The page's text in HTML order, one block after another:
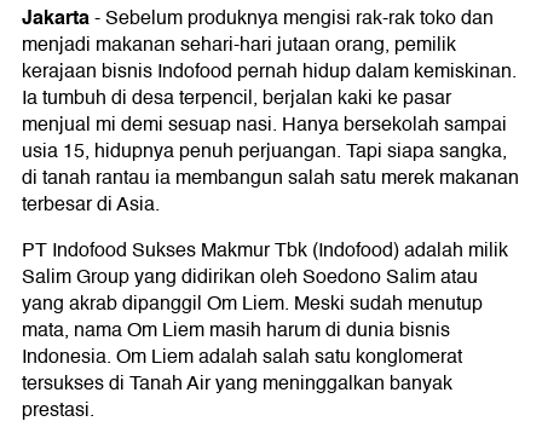
Jakarta-Sebelum produknya mengisi rak-rak toko dan
menjadi makanan sehari-hari jutaan orang, pemilik
kerajaan bisnis Indofood pernah hidup dalam kemiskinan.
Ia tumbuh di desa terpencil, berjalan kaki ke pasar
menjual mi demi sesuap nasi. Hanya bersekolah sampai
usia 15, hidupnya penuh perjuangan. Tapi siapa sangka,
di tanah rantau ia membangun salah satu merek makanan
terbesar di Asia.
PT Indofood Sukses Makmur Tbk (Indofood) adalah milik
Salim Group yang didirikan oleh Soedono Salim atau
yang akrab dipanggil Om Liem. Meski sudah menutup
mata, nama Om Liem masih harum di dunia bisnis
Indonesia. Om Liem adalah salah satu konglomerat
tersukses di Tanah Air yang meninggalkan banyak
prestasi.